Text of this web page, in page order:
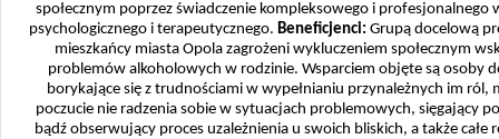
społecznym poprzez świadczenie kompleksowego i profesjonalnego
psychologicznego i terapeutycznego. Beneficjenci: Grupą docelową
mieszkańcy miasta Opola zagrożeni wykluczeniem społecznym
problemów alkoholowych w rodzinie. Wsparciem objęte są osoby
borykające się z trudnościami w wypełnianiu przynależnych im ról,
poczucie nie radzenia sobie w sytuacjach problemowych, sięgający
bądź obserwujący proces uzależnienia u swoich bliskich, a także całe